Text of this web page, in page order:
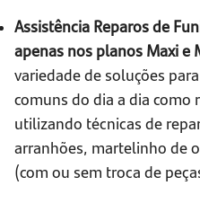
Assistência Reparos de
apenas nos planos Maxi e
variedade de soluções
comuns do dia a dia como
utilizando técnicas de
arranhões, martelinho de
(com ou sem troca de